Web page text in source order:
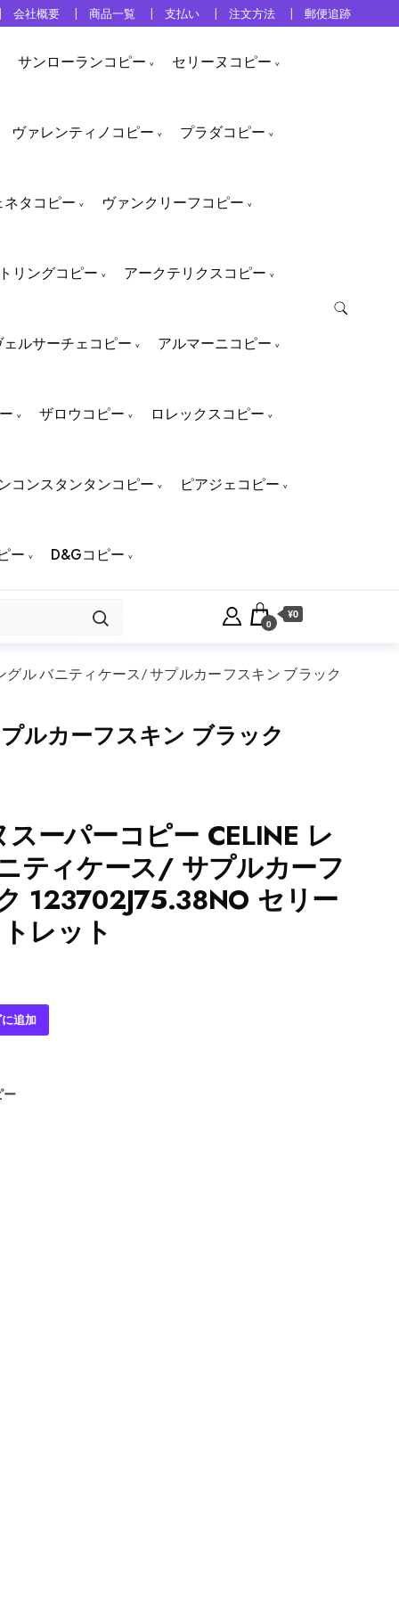
会社概要 商品一覧 支払い 注文方法 郵便追跡
サンローランコピー セリーヌコピー
ヴァレンティノコピー プラダコピー
タコピー ヴァンクリーフコピー
リングコピー アークテリクスコピー
ェルサーチェコピー アルマーニコピー
ザロウコピー ロレックスコピー
コンスタンタンコピー ピアジェコピー
ー D&Gコピー
0
¥0
ル バニティケース/ サプルカーフスキン ブラック
ルカーフスキン ブラック
ーパーコピー CELINE レ
ティケース/ サプルカーフ
123702J75.38NO セリー
レット
追加
ー